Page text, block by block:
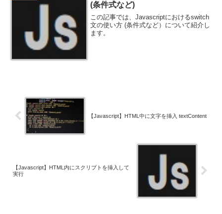
(条件式など)
この記事では、Javascriptにおけるswitch
文の使い方 (条件式など）について紹介し
ます。
【Javascript】HTML中に文字を挿入 textContent
【Javascript】HTML内にスクリプトを挿入して
実行